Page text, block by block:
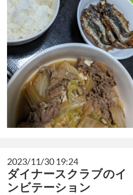
2023/11/30 19:24
ダイナースクラブのイ
ンビテーション